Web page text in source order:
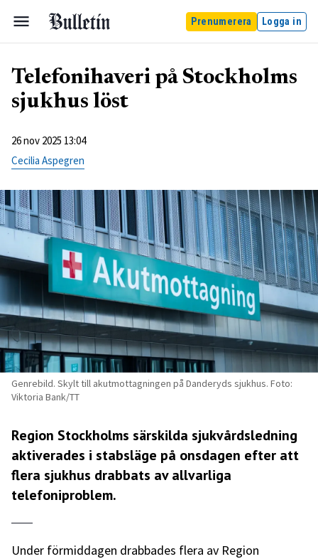
Prenumerera Logga in
Telefonihaveri på Stockholms
sjukhus löst
26 nov 2025 13:04
Cecilia Aspegren
Genrebild. Skylt till akutmottagningen på Danderyds sjukhus. Foto:
Viktoria Bank/TT
Region Stockholms särskilda sjukvårdsledning
aktiverades i stabsläge på onsdagen efter att
flera sjukhus drabbats av allvarliga
telefoniproblem.
Under förmiddagen drabbades flera av Region